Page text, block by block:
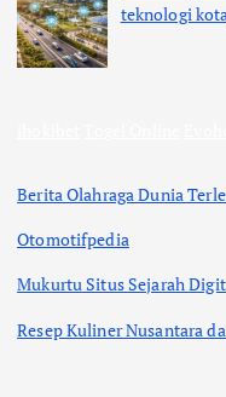
teknologi kota
Berita Olahraga Dunia
Otomotifpedia
Mukurtu Situs Sejarah
Resep Kuliner Nusantara